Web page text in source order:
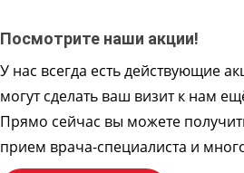
Посмотрите наши акции!
У нас всегда есть действующие
могут сделать ваш визит к нам
Прямо сейчас вы можете
прием врача-специалиста и